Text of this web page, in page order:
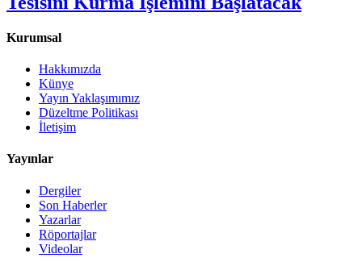
Kurumsal
Hakkımızda
Künye
Yayın Yaklaşımımız
Düzeltme Politikası
İletişim
Yayınlar
Dergiler
Son Haberler
Yazarlar
Röportajlar
Videolar